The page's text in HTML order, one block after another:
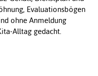
Evaluationsbögen
ohne Anmeldung
Alltag gedacht.